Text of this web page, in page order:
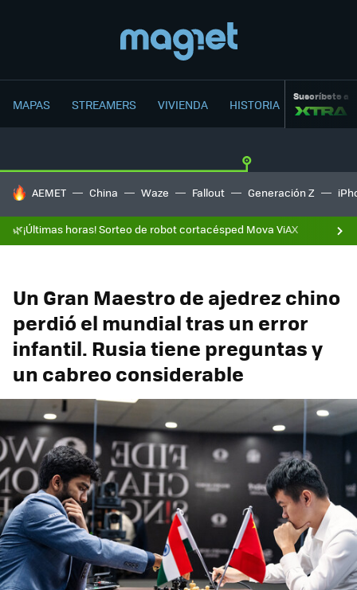
MAPAS STREAMERS VIVIENDA HISTORIA Suscríbete a
HOY SE HABLA DE
AEMET China Waze Fallout Generación Z
🌿¡Últimas horas! Sorteo de robot cortacésped Mova ViAX
Un Gran Maestro de ajedrez chino
perdió el mundial tras un error
infantil. Rusia tiene preguntas y
un cabreo considerable